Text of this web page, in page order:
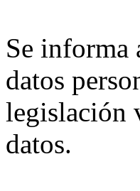
Se informa
datos
legislación
datos.